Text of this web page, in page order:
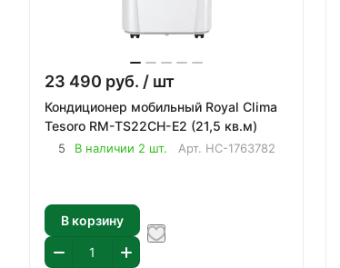
23 490 руб. / шт
Кондиционер мобильный Royal Clima
Tesoro RM-TS22CH-E2 (21,5 кв.м)
5 В наличии 2 шт. Арт. НС-1763782
В корзину